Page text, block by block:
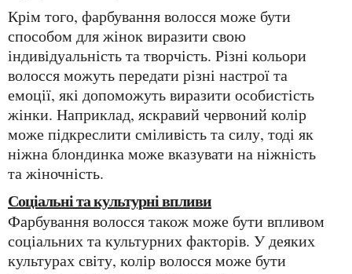
Крім того, фарбування волосся може бути
способом для жінок виразити свою
індивідуальність та творчість. Різні кольори
волосся можуть передати різні настрої та
емоції, які допоможуть виразити особистість
жінки. Наприклад, яскравий червоний колір
може підкреслити сміливість та силу, тоді як
ніжна блондинка може вказувати на ніжність
та жіночність.
Соціальні та культурні впливи
Фарбування волосся також може бути впливом
соціальних та культурних факторів. У деяких
культурах світу, колір волосся може бути